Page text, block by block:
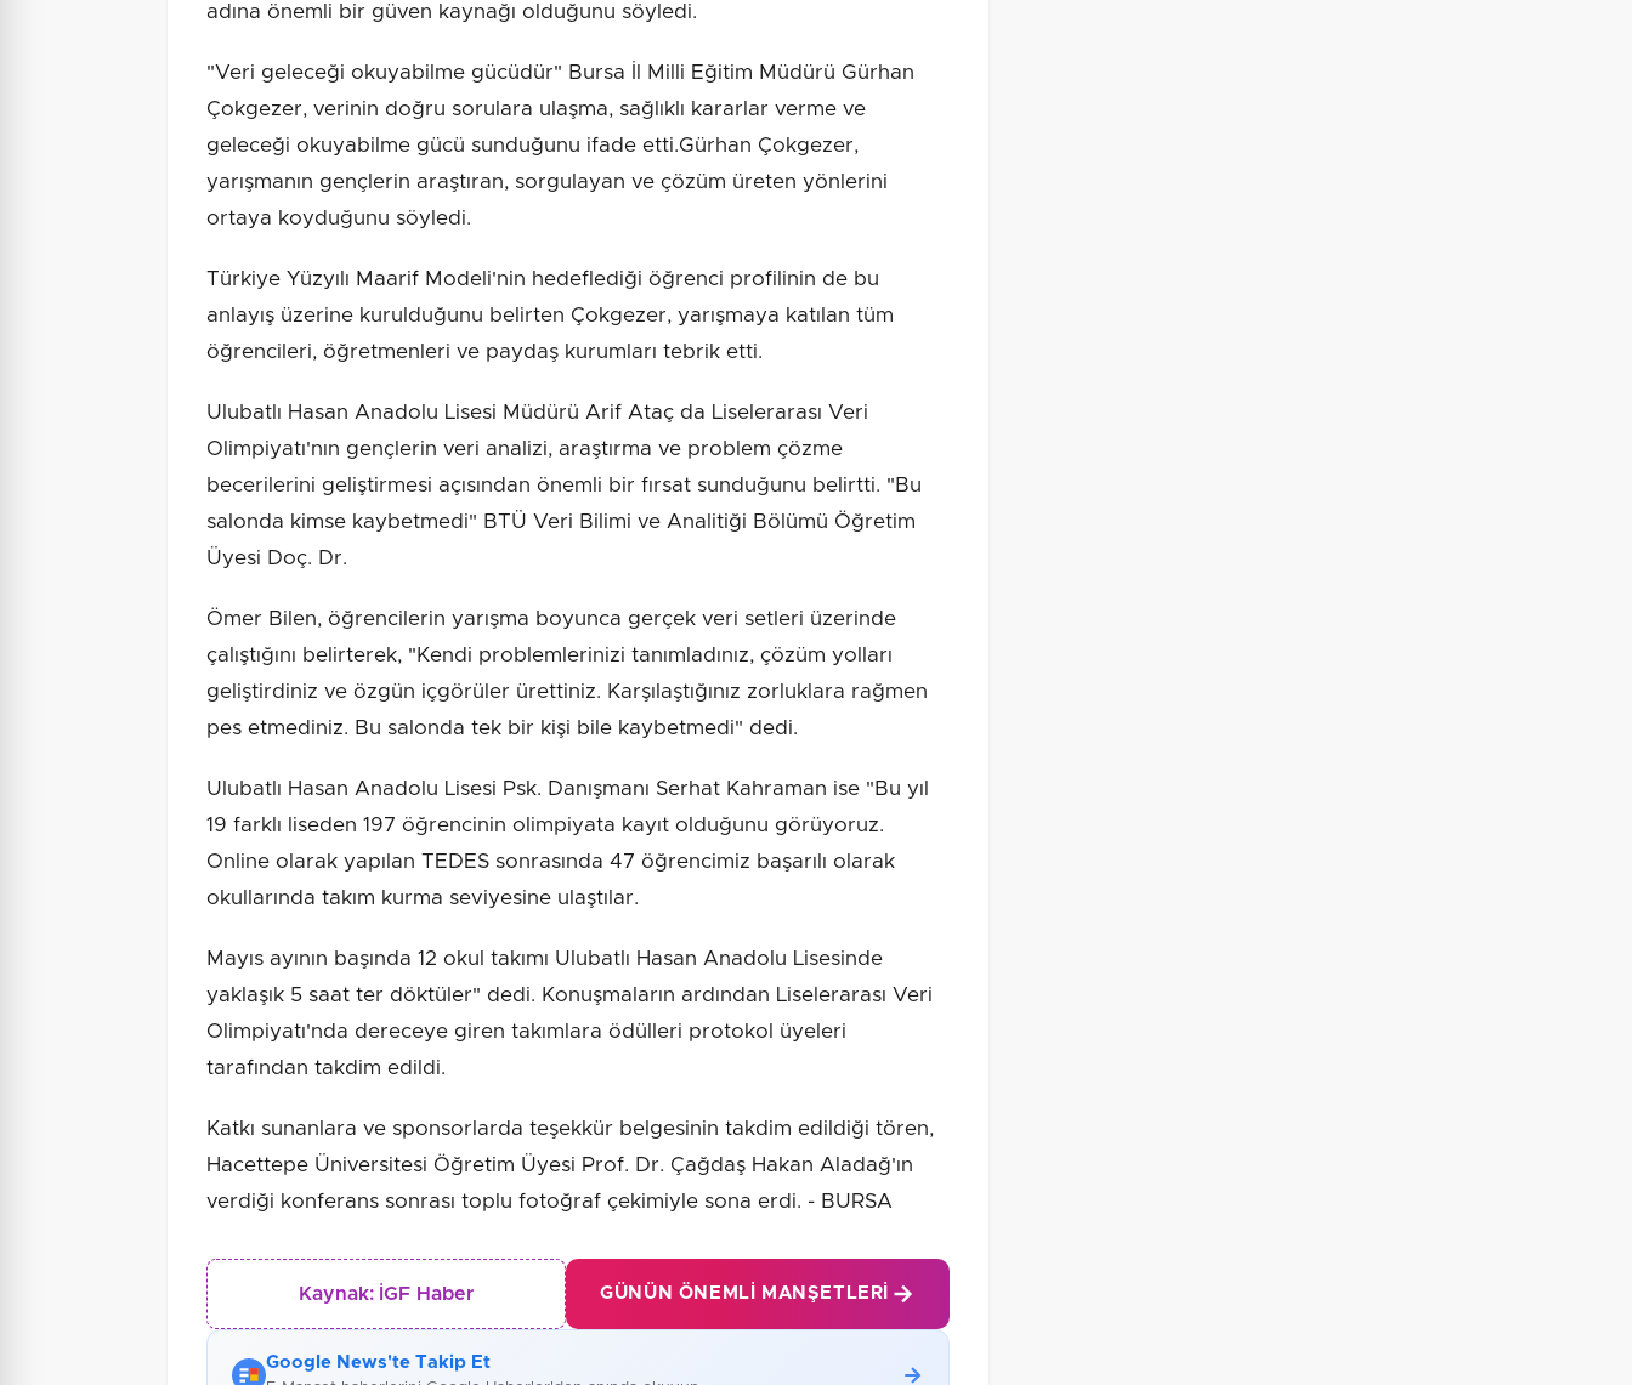
adına önemli bir güven kaynağı olduğunu söyledi.
"Veri geleceği okuyabilme gücüdür" Bursa İl Milli Eğitim Müdürü Gürhan
Çokgezer, verinin doğru sorulara ulaşma, sağlıklı kararlar verme ve
geleceği okuyabilme gücü sunduğunu ifade etti.Gürhan Çokgezer,
yarışmanın gençlerin araştıran, sorgulayan ve çözüm üreten yönlerini
ortaya koyduğunu söyledi.
Türkiye Yüzyılı Maarif Modeli'nin hedeflediği öğrenci profilinin de bu
anlayış üzerine kurulduğunu belirten Çokgezer, yarışmaya katılan tüm
öğrencileri, öğretmenleri ve paydaş kurumları tebrik etti.
Ulubatlı Hasan Anadolu Lisesi Müdürü Arif Ataç da Liselerarası Veri
Olimpiyatı'nın gençlerin veri analizi, araştırma ve problem çözme
becerilerini geliştirmesi açısından önemli bir fırsat sunduğunu belirtti. "Bu
salonda kimse kaybetmedi" BTÜ Veri Bilimi ve Analitiği Bölümü Öğretim
Üyesi Doç. Dr.
Ömer Bilen, öğrencilerin yarışma boyunca gerçek veri setleri üzerinde
çalıştığını belirterek, "Kendi problemlerinizi tanımladınız, çözüm yolları
geliştirdiniz ve özgün içgörüler ürettiniz. Karşılaştığınız zorluklara rağmen
pes etmediniz. Bu salonda tek bir kişi bile kaybetmedi" dedi.
Ulubatlı Hasan Anadolu Lisesi Psk. Danışmanı Serhat Kahraman ise "Bu yıl
19 farklı liseden 197 öğrencinin olimpiyata kayıt olduğunu görüyoruz.
Online olarak yapılan TEDES sonrasında 47 öğrencimiz başarılı olarak
okullarında takım kurma seviyesine ulaştılar.
Mayıs ayının başında 12 okul takımı Ulubatlı Hasan Anadolu Lisesinde
yaklaşık 5 saat ter döktüler" dedi. Konuşmaların ardından Liselerarası Veri
Olimpiyatı'nda dereceye giren takımlara ödülleri protokol üyeleri
tarafından takdim edildi.
Katkı sunanlara ve sponsorlarda teşekkür belgesinin takdim edildiği tören,
Hacettepe Üniversitesi Öğretim Üyesi Prof. Dr. Çağdaş Hakan Aladağ'ın
verdiği konferans sonrası toplu fotoğraf çekimiyle sona erdi. - BURSA
Kaynak: İGF Haber GÜNÜN ÖNEMLI MANŞETLERI
Google News'te Takip Et